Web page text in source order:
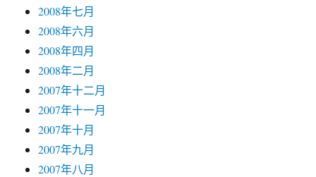
2008年七月
2008年六月
2008年四月
2008年二月
2007年十二月
2007年十一月
2007年十月
2007年九月
2007年八月